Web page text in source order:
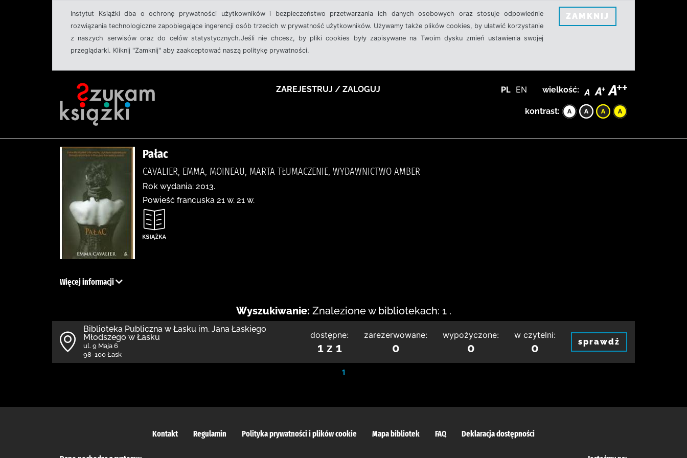
Instytut Książki dba o ochronę prywatności użytkowników i bezpieczeństwo przetwarzania ich danych osobowych oraz stosuje odpowiednie
rozwiązania technologiczne zapobiegające ingerencji osób trzecich w prywatność użytkowników. Używamy także plików cookies, by ułatwić korzystanie
z naszych serwisów oraz do celów statystycznych.Jeśli nie chcesz, by pliki cookies były zapisywane na Twoim dysku zmień ustawienia swojej
przeglądarki. Kliknij "Zamknij" aby zaakceptować naszą politykę prywatności.
ZAMKNIJ
ZAREJESTRUJ / ZALOGUJ PL EN wielkość:
kontrast:
Pałac
CAVALIER, EMMA, MOINEAU, MARTA TŁUMACZENIE, WYDAWNICTWO AMBER
Rok wydania: 2013.
Powieść francuska 21 w. 21 w.
Więcej informacji
Wyszukiwanie: Znalezione w bibliotekach: 1 .
Biblioteka Publiczna w Łasku im. Jana Łaskiego
Młodszego w Łasku
ul. 9 Maja 6
98-100 Łask
dostępne:
1 z 1
zarezerwowane:
0
wypożyczone:
0
w czytelni:
0 sprawdź
1
Kontakt Regulamin Polityka prywatności i plików cookie Mapa bibliotek FAQ Deklaracja dostępności